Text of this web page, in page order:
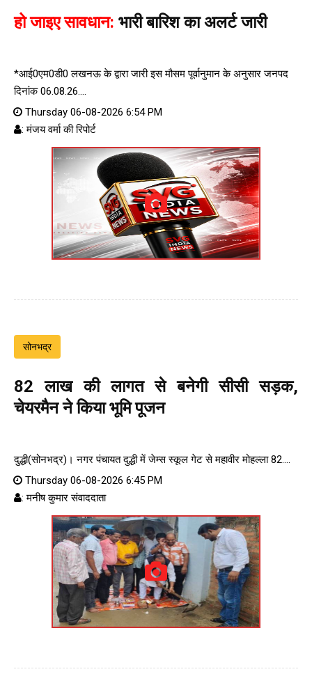
हो जाइए सावधान: भारी बारिश का अलर्ट जारी
*आई0एम0डी0 लखनऊ के द्वारा जारी इस मौसम पूर्वानुमान के अनुसार जनपद
दिनांक 06.08.26....
Thursday 06-08-2026 6:54 PM
: मंजय वर्मा की रिपोर्ट
सोनभद्र
82 लाख की लागत से बनेगी सीसी सड़क,
चेयरमैन ने किया भूमि पूजन
दुद्धी(सोनभद्र)। नगर पंचायत दुद्धी में जेम्स स्कूल गेट से महावीर मोहल्ला 82....
Thursday 06-08-2026 6:45 PM
: मनीष कुमार संवाददाता